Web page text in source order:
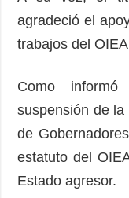
agradeció el
trabajos del
Como
suspensión de
de
estatuto del
Estado agresor.